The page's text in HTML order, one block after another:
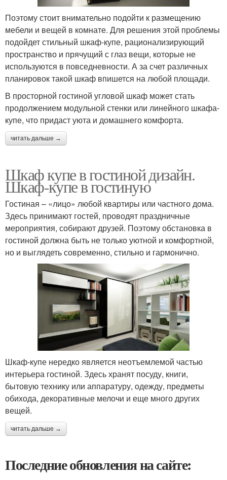
Поэтому стоит внимательно подойти к размещению
мебели и вещей в комнате. Для решения этой проблемы
подойдет стильный шкаф-купе, рационализирующий
пространство и прячущий с глаз вещи, которые не
используются в повседневности. А за счет различных
планировок такой шкаф впишется на любой площади.
В просторной гостиной угловой шкаф может стать
продолжением модульной стенки или линейного шкафа-
купе, что придаст уюта и домашнего комфорта.
читать дальше →
Шкаф купе в гостиной дизайн.
Шкаф-купе в гостиную
Гостиная – «лицо» любой квартиры или частного дома.
Здесь принимают гостей, проводят праздничные
мероприятия, собирают друзей. Поэтому обстановка в
гостиной должна быть не только уютной и комфортной,
но и выглядеть современно, стильно и гармонично.
Шкаф-купе нередко является неотъемлемой частью
интерьера гостиной. Здесь хранят посуду, книги,
бытовую технику или аппаратуру, одежду, предметы
обихода, декоративные мелочи и еще много других
вещей.
читать дальше →
Последние обновления на сайте: